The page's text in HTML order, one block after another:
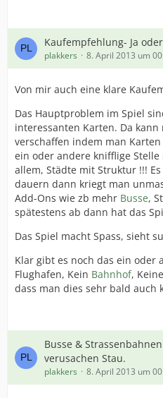
Kaufempfehlung- Ja
plakkers 8. April 2013 um
Von mir auch eine klare
Das Hauptproblem im Spiel
interessanten Karten. Da
verschaffen indem man
ein oder andere knifflige
allem, Städte mit Struktur !!!
dauern dann kriegt man
Add-Ons wie zb mehr Busse,
spätestens ab dann hat das
Das Spiel macht Spass, sieht
Klar gibt es noch das ein oder
Flughafen, Kein Bahnhof,
dass man dies sehr bald auch
Busse &
verusachen Stau.
plakkers 8. April 2013 um